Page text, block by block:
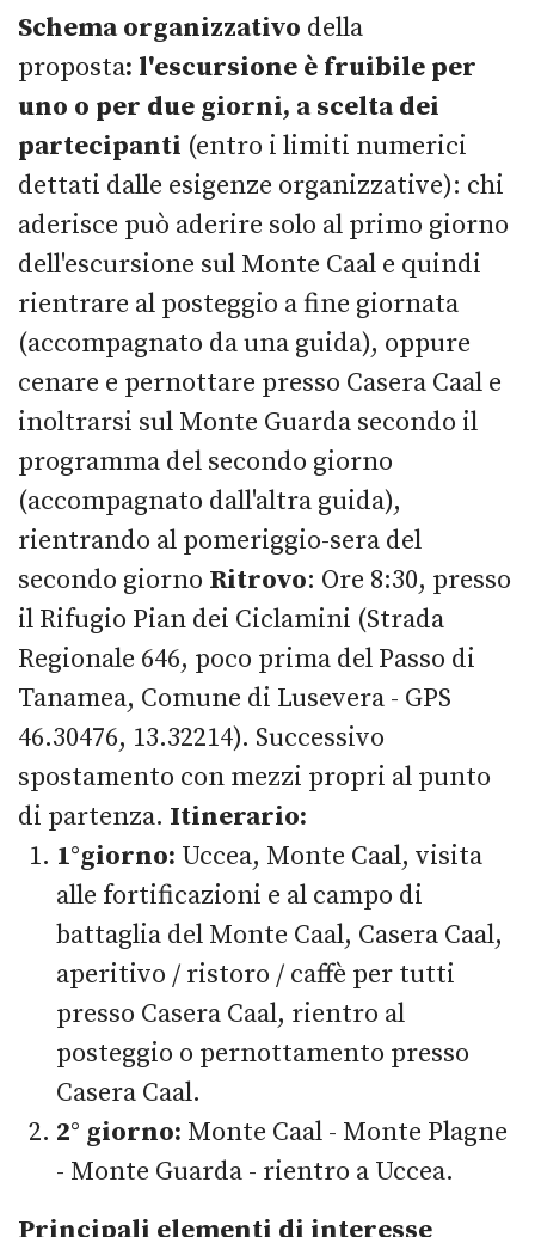
Schema organizzativo della
proposta: l'escursione è fruibile per
uno o per due giorni, a scelta dei
partecipanti (entro i limiti numerici
dettati dalle esigenze organizzative): chi
aderisce può aderire solo al primo giorno
dell'escursione sul Monte Caal e quindi
rientrare al posteggio a fine giornata
(accompagnato da una guida), oppure
cenare e pernottare presso Casera Caal e
inoltrarsi sul Monte Guarda secondo il
programma del secondo giorno
(accompagnato dall'altra guida),
rientrando al pomeriggio-sera del
secondo giorno Ritrovo: Ore 8:30, presso
il Rifugio Pian dei Ciclamini (Strada
Regionale 646, poco prima del Passo di
Tanamea, Comune di Lusevera - GPS
46.30476, 13.32214). Successivo
spostamento con mezzi propri al punto
di partenza. Itinerario:
1°giorno: Uccea, Monte Caal, visita
alle fortificazioni e al campo di
battaglia del Monte Caal, Casera Caal,
aperitivo / ristoro / caffè per tutti
presso Casera Caal, rientro al
posteggio o pernottamento presso
Casera Caal.
2° giorno: Monte Caal - Monte Plagne
- Monte Guarda - rientro a Uccea.
Principali elementi di interesse